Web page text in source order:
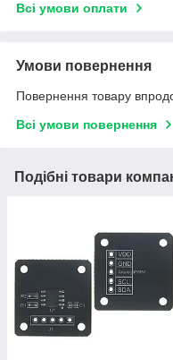
Всі умови оплати
Умови повернення
Повернення товару
Всі умови повернення
Подібні товари